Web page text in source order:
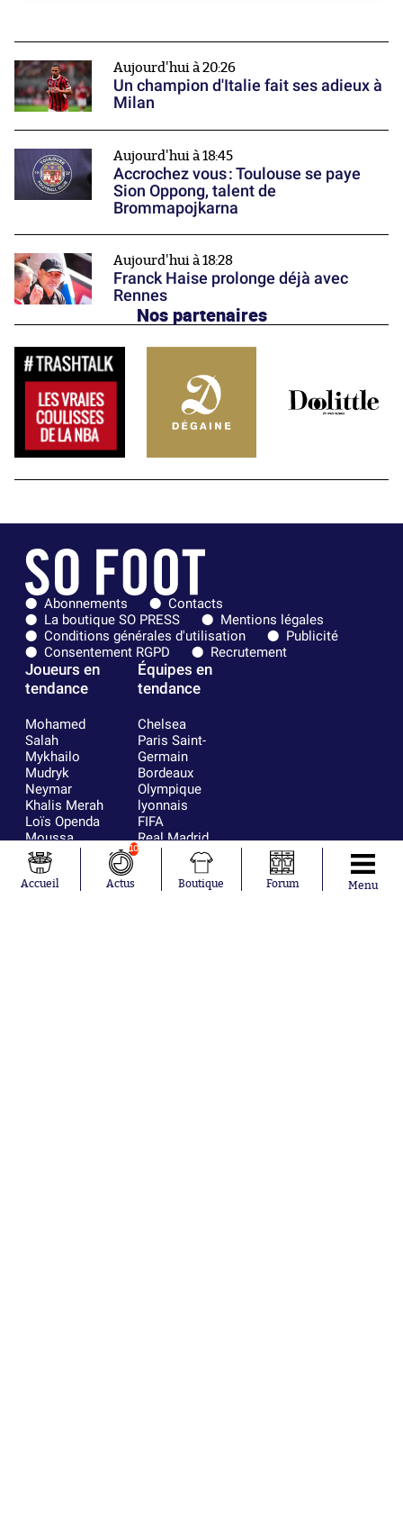
Aujourd'hui à 20:26
Un champion d'Italie fait ses adieux à
Milan
Aujourd'hui à 18:45
Accrochez vous : Toulouse se paye
Sion Oppong, talent de
Brommapojkarna
Aujourd'hui à 18:28
Franck Haise prolonge déjà avec
Rennes
Nos partenaires
Abonnements
Contacts
La boutique SO PRESS
Mentions légales
Conditions générales d'utilisation
Publicité
Consentement RGPD
Recrutement
Joueurs en
tendance
Mohamed
Salah
Mykhailo
Mudryk
Neymar
Khalis Merah
Loïs Openda
Moussa
Niakhaté
Nicolás
Tagliafico
Équipes en
tendance
Chelsea
Paris Saint-
Germain
Bordeaux
Olympique
lyonnais
FIFA
Real Madrid
RC Strasbourg
Accueil
10
Actus Boutique Forum Menu